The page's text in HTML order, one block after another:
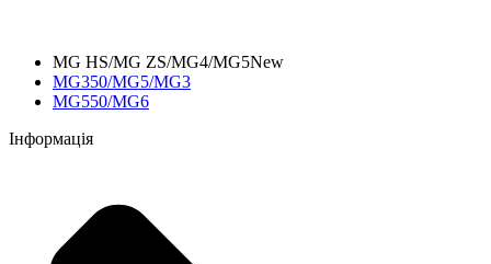
MG HS/MG ZS/MG4/MG5New
MG350/MG5/MG3
MG550/MG6
Інформація